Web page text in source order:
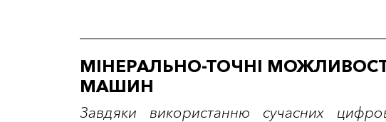
МІНЕРАЛЬНО-ТОЧНІ
МАШИН
Завдяки використанню сучасних